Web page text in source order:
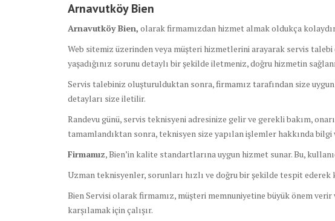
Arnavutköy Bien
Arnavutköy Bien, olarak firmamızdan hizmet almak oldukça
Web sitemiz üzerinden veya müşteri hizmetlerini arayarak servis
yaşadığınız sorunu detaylı bir şekilde iletmeniz, doğru hizmetin
Servis talebiniz oluşturulduktan sonra, firmamız tarafından size
detayları size iletilir.
Randevu günü, servis teknisyeni adresinize gelir ve gerekli bakım,
tamamlandıktan sonra, teknisyen size yapılan işlemler hakkında
Firmamız, Bien’in kalite standartlarına uygun hizmet sunar. Bu,
Uzman teknisyenler, sorunları hızlı ve doğru bir şekilde tespit ederek
Bien Servisi olarak firmamız, müşteri memnuniyetine büyük önem verir
karşılamak için çalışır.